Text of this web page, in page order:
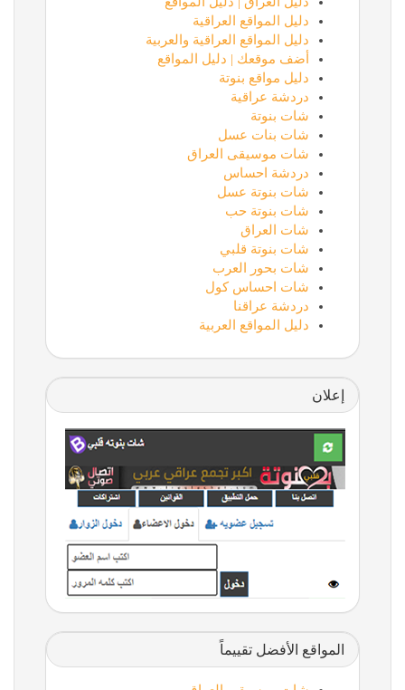
دليل المواقع العراقية
دليل المواقع العراقية والعربية
أضف موقعك | دليل المواقع
دليل مواقع بنوتة
دردشة عراقية
شات بنوتة
شات بنات عسل
شات موسيقى العراق
دردشة احساس
شات بنوتة عسل
شات بنوتة حب
شات العراق
شات بنوتة قلبي
شات بحور العرب
شات احساس كول
دردشة عراقنا
دليل المواقع العربية
إعلان
المواقع الأفضل تقييماً